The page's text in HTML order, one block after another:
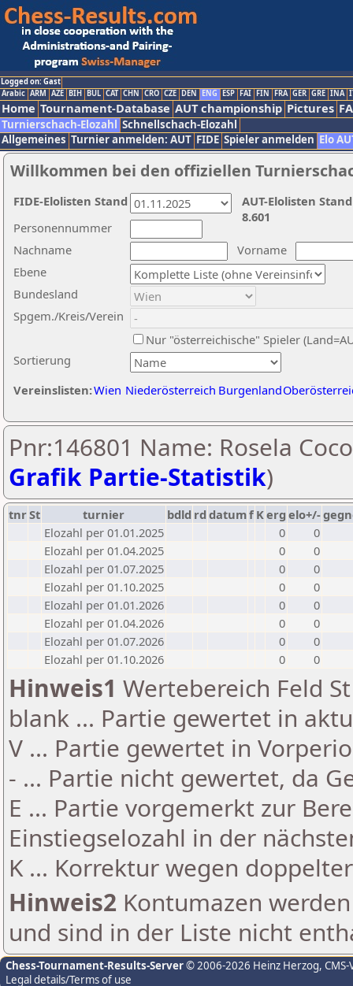
Logged on: Gast
Arabic ARM AZE BIH BUL CAT CHN CRO CZE DEN ENG ESP FAI FIN FRA GER GRE INA
Home Tournament-Database AUT championship Pictures
Turnierschach-Elozahl Schnellschach-Elozahl
Allgemeines Turnier anmelden: AUT FIDE Spieler anmelden Elo
Willkommen bei den offiziellen
Nachname
Vorname
Ebene
Sortierung
Personennummer
Bundesland
Spgem./Kreis/Verein
Nur "österreichische" Spieler
Vereinslisten:Wien Niederösterreich Burgenland
AUT-Elolisten
8.601
FIDE-Elolisten Stand
Pnr:146801 Name: Rosela
Grafik Partie-Statistik)
tnrSt turnier bdld rd datumf Kerg elo+/-
Elozahl per 01.01.2025
0
0
Elozahl per 01.04.2025
0
0
Elozahl per 01.07.2025
0
0
Elozahl per 01.10.2025
0
0
Elozahl per 01.01.2026
0
0
Elozahl per 01.04.2026
0
0
Elozahl per 01.07.2026
0
0
Elozahl per 01.10.2026
0 0
Hinweis1 Wertebereich Feld
blank ... Partie gewertet in
V ... Partie gewertet in
- ... Partie nicht gewertet, da
E ... Partie vorgemerkt zur
Einstiegselozahl in der
K ... Korrektur wegen
Hinweis2 Kontumazen
und sind in der Liste nicht
Chess-Tournament-Results-Server© 2006-2026 Heinz Herzog,
Legal details/Terms of use